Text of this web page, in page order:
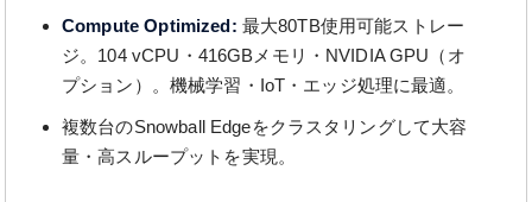
Compute Optimized: 最大80TB使用可能ストレー
ジ。104 vCPU・416GBメモリ・NVIDIA GPU（オ
プション）。機械学習・IoT・エッジ処理に最適。
複数台のSnowball Edgeをクラスタリングして大容
量・高スループットを実現。